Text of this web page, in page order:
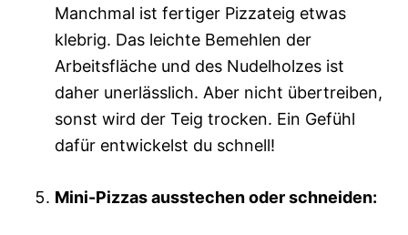
Manchmal ist fertiger Pizzateig etwas
klebrig. Das leichte Bemehlen der
Arbeitsfläche und des Nudelholzes ist
daher unerlässlich. Aber nicht übertreiben,
sonst wird der Teig trocken. Ein Gefühl
dafür entwickelst du schnell!
Mini-Pizzas ausstechen oder schneiden: